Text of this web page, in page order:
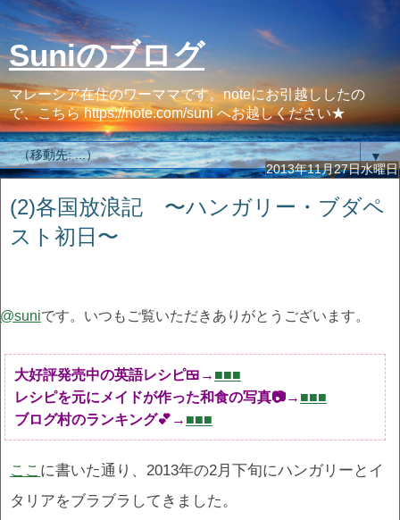
Suniのブログ
マレーシア在住のワーママです。noteにお引越ししたの
で、こちら https://note.com/suni へお越しください★
▼
2013年11月27日水曜日
(2)各国放浪記 〜ハンガリー・ブダペ
スト初日〜
@suniです。いつもご覧いただきありがとうございます。
大好評発売中の英語レシピ🍱→ ■■■
レシピを元にメイドが作った和食の写真📷→ ■■■
ブログ村のランキング💕→ ■■■
ここ に書いた通り、2013年の2月下旬にハンガリーとイ
タリアをブラブラしてきました。